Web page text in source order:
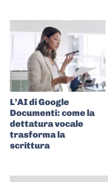
L’AI di Google
Documenti: come la
dettatura vocale
trasforma la
scrittura